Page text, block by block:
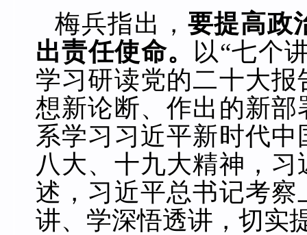
梅兵指出， 要提高政
出责任使命。 以“七个
学习研读党的二十大
想新论断、作出的新
系学习习近平新时代
八大、十九大精神，
述，习近平总书记考
讲、学深悟透讲，切实